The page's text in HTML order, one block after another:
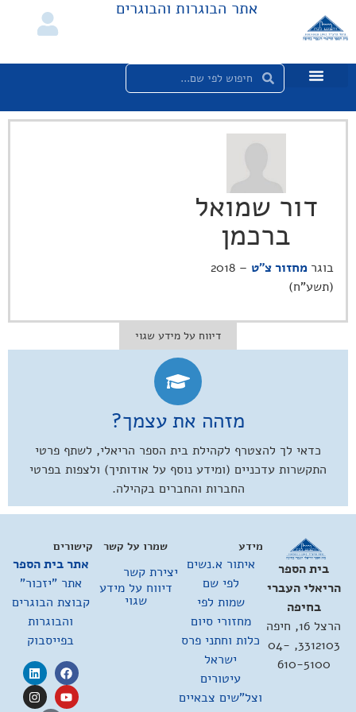
אתר הבוגרות והבוגרים
דור שמואל
ברכמן
בוגר מחזור צ"ט
– 2018
(תשע"ח)
דיווח על מידע שגוי
מזהה את עצמך?
כדאי לך להצטרף לקהילת בית הספר הריאלי, לשתף פרטי
התקשרות עדכניים (ומידע נוסף על אודותיך) ולצפות בפרטי
החברות והחברים בקהילה.
בית הספר
הריאלי העברי
בחיפה
הרצל 16, חיפה
3312103, 04-
610-5100
מידע
איתור א.נשים
לפי שם
שמות לפי
מחזורי סיום
כלות וחתני פרס
ישראל
עיטורים
וצל"שים צבאיים
קישורים
אתר בית הספר
אתר "יזכור"
קבוצת הבוגרים
והבוגרות
בפייסבוק
שמרו על קשר
יצירת קשר
דיווח על מידע
שגוי